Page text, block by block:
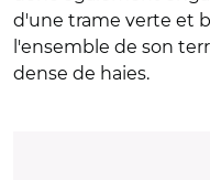
d'une trame verte et
l'ensemble de son
dense de haies.